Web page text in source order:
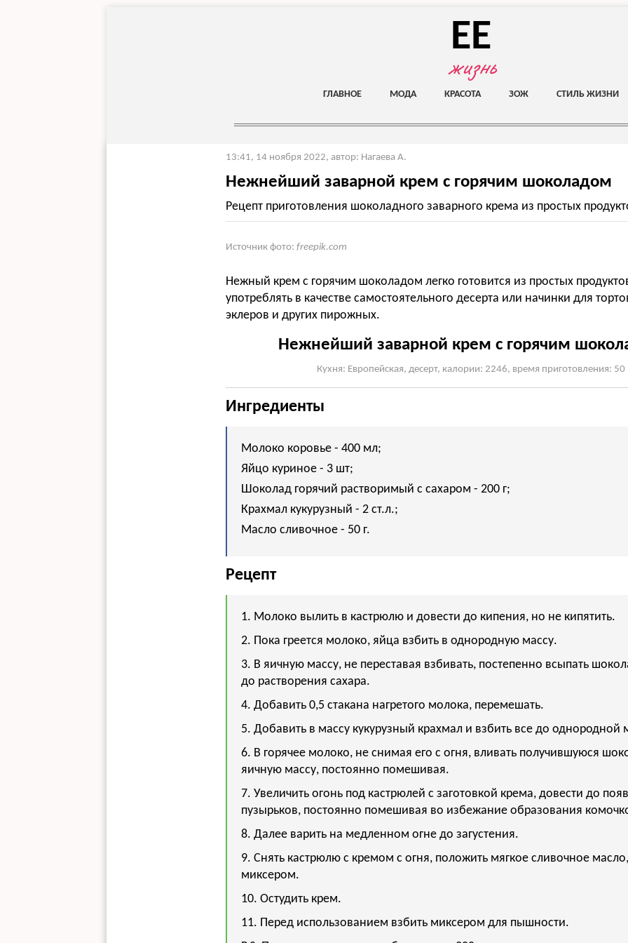
EE
жизнь
ГЛАВНОЕ МОДА КРАСОТА ЗОЖ СТИЛЬ ЖИЗНИ
13:41, 14 ноября 2022, автор: Нагаева А.
Нежнейший заварной крем с горячим шоколадом
Рецепт приготовления шоколадного заварного крема из простых
Источник фото: freepik.com
Нежный крем с горячим шоколадом легко готовится из простых
употреблять в качестве самостоятельного десерта или начинки для
эклеров и других пирожных.
Нежнейший заварной крем с горячим
Кухня: Европейская, десерт, калории: 2246, время приготовления: 50
Ингредиенты
Молоко коровье - 400 мл;
Яйцо куриное - 3 шт;
Шоколад горячий растворимый с сахаром - 200 г;
Крахмал кукурузный - 2 ст.л.;
Масло сливочное - 50 г.
Рецепт
1. Молоко вылить в кастрюлю и довести до кипения, но не кипятить.
2. Пока греется молоко, яйца взбить в однородную массу.
3. В яичную массу, не переставая взбивать, постепенно всыпать
до растворения сахара.
4. Добавить 0,5 стакана нагретого молока, перемешать.
5. Добавить в массу кукурузный крахмал и взбить все до однородной
6. В горячее молоко, не снимая его с огня, вливать получившуюся
яичную массу, постоянно помешивая.
7. Увеличить огонь под кастрюлей с заготовкой крема, довести до
пузырьков, постоянно помешивая во избежание образования
8. Далее варить на медленном огне до загустения.
9. Снять кастрюлю с кремом с огня, положить мягкое сливочное
миксером.
10. Остудить крем.
11. Перед использованием взбить миксером для пышности.